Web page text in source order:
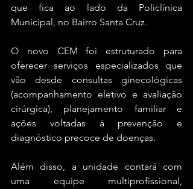
que fica ao lado da Policlínica
Municipal, no Bairro Santa Cruz.
O novo CEM foi estruturado para
oferecer serviços especializados que
vão desde consultas ginecológicas
(acompanhamento eletivo e avaliação
cirúrgica), planejamento familiar e
ações voltadas à prevenção e
diagnóstico precoce de doenças.
Além disso, a unidade contará com
uma equipe multiprofissional,